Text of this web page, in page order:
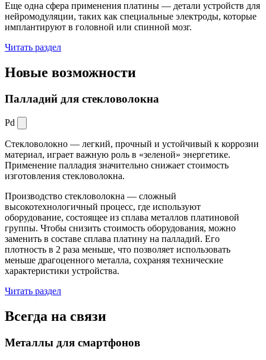
Еще одна сфера применения платины — детали устройств для
нейромодуляции, таких как специальные электроды, которые
имплантируют в головной или спинной мозг.
Читать раздел
Новые возможности
Палладий для стекловолокна
Pd
Стекловолокно — легкий, прочный и устойчивый к коррозии
материал, играет важную роль в «зеленой» энергетике.
Применение палладия значительно снижает стоимость
изготовления стекловолокна.
Производство стекловолокна — сложный
высокотехнологичный процесс, где используют
оборудование, состоящее из сплава металлов платиновой
группы. Чтобы снизить стоимость оборудования, можно
заменить в составе сплава платину на палладий. Его
плотность в 2 раза меньше, что позволяет использовать
меньше драгоценного металла, сохраняя технические
характеристики устройства.
Читать раздел
Всегда на связи
Металлы для смартфонов